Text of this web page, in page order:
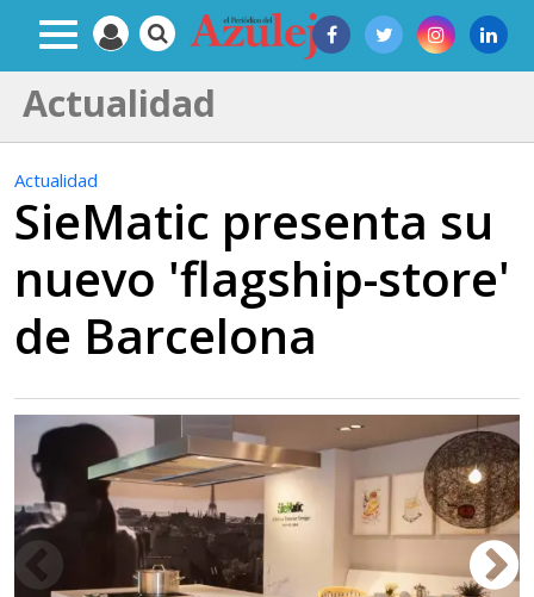
Actualidad
Actualidad
SieMatic presenta su
nuevo 'flagship-store'
de Barcelona